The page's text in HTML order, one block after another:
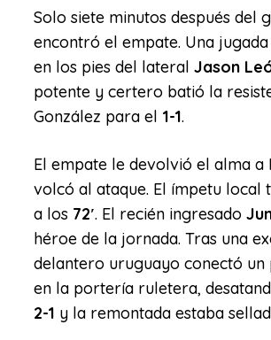
Solo siete minutos después del
encontró el empate. Una
en los pies del lateral Jason
potente y certero batió la
González para el 1-1.
El empate le devolvió el alma a
volcó al ataque. El ímpetu local
a los 72′. El recién ingresado
héroe de la jornada. Tras una
delantero uruguayo conectó
en la portería ruletera,
2-1 y la remontada estaba